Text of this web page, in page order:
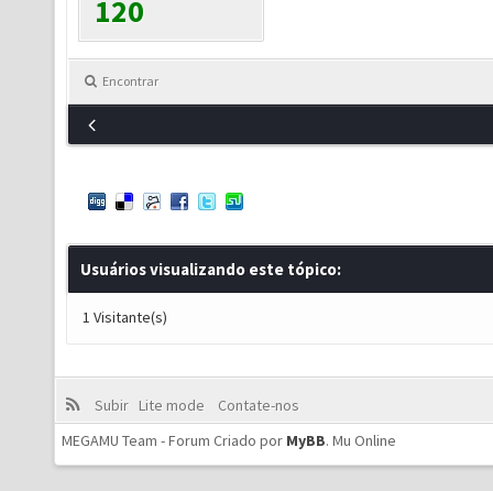
120
Encontrar
Usuários visualizando este tópico:
1 Visitante(s)
Subir Lite mode
Contate-nos
MEGAMU Team - Forum Criado por MyBB. Mu Online